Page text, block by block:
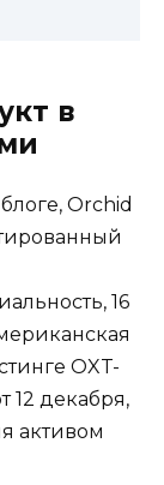
в
Orchid
16
OXT-
12 декабря,
активом